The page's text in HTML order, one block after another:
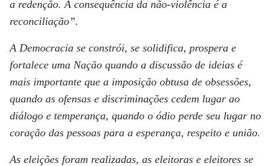
a redenção. A consequência da não-violência é a
reconciliação”.
A Democracia se constrói, se solidifica, prospera e
fortalece uma Nação quando a discussão de ideias é
mais importante que a imposição obtusa de obsessões,
quando as ofensas e discriminações cedem lugar ao
diálogo e temperança, quando o ódio perde seu lugar no
coração das pessoas para a esperança, respeito e união.
As eleições foram realizadas, as eleitoras e eleitores se